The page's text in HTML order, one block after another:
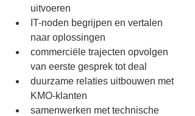
uitvoeren
IT-noden begrijpen en vertalen
naar oplossingen
commerciële trajecten opvolgen
van eerste gesprek tot deal
duurzame relaties uitbouwen met
KMO-klanten
samenwerken met technische